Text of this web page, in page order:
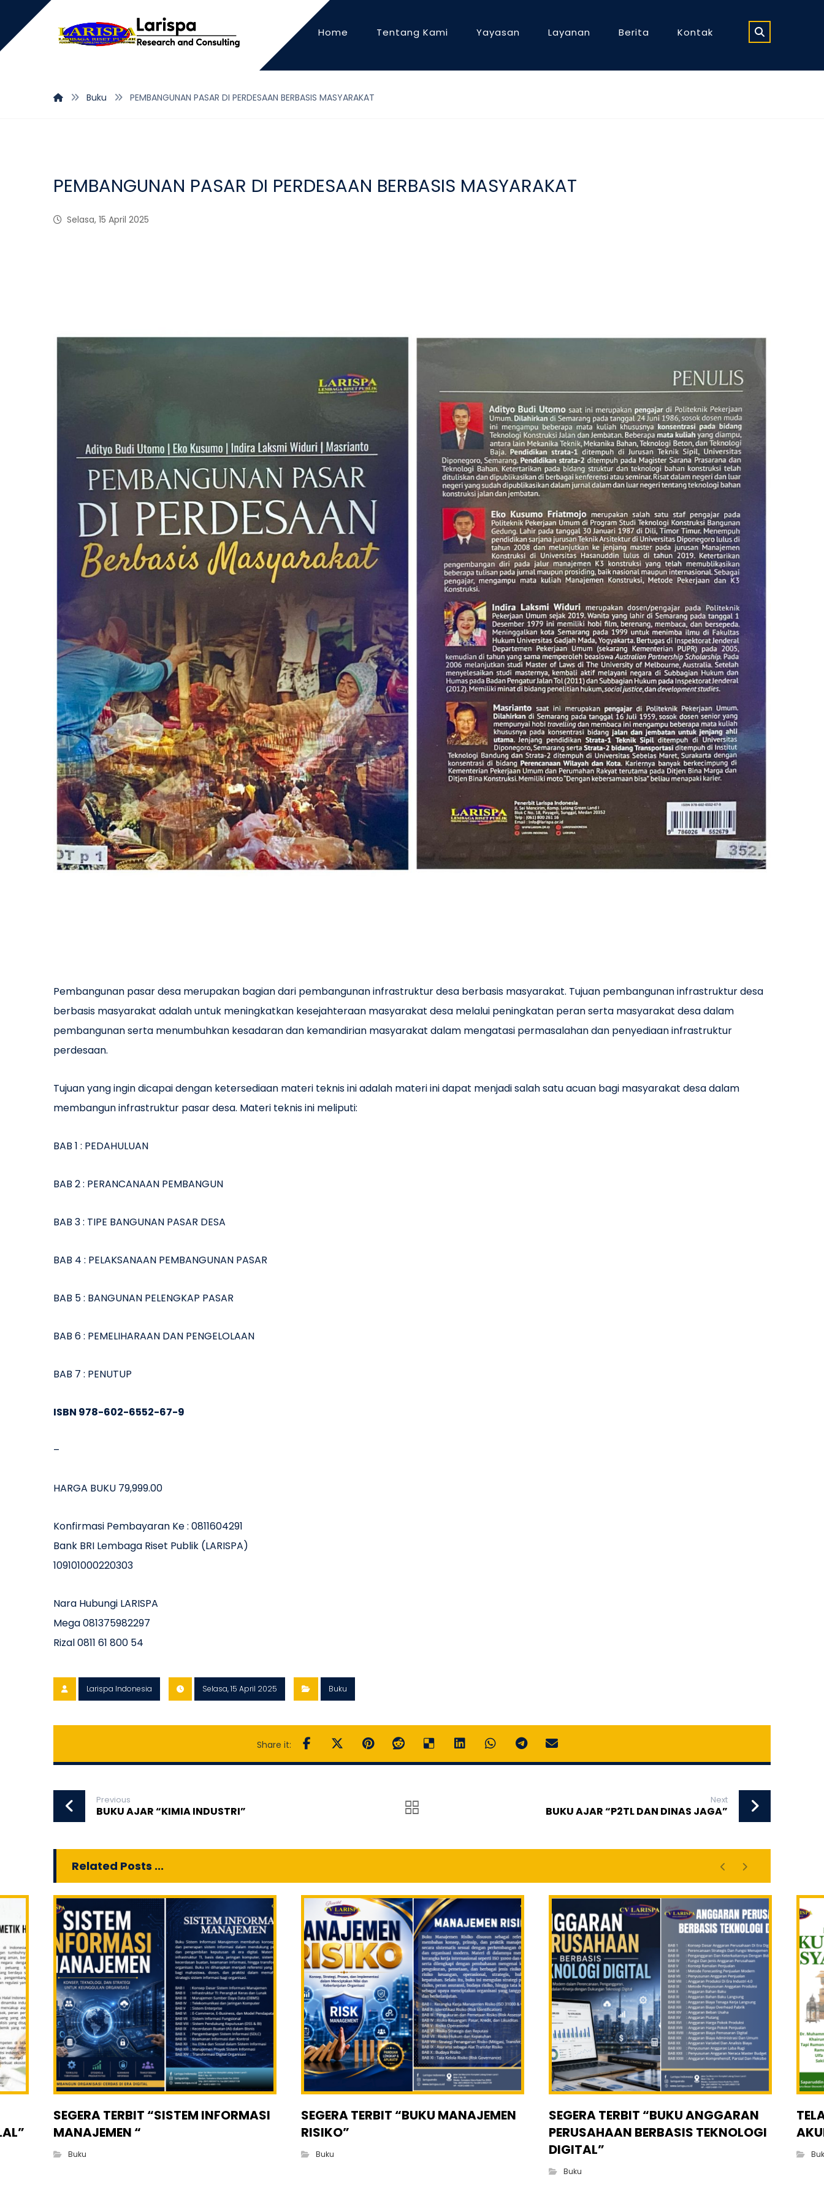
Home Tentang Kami Yayasan Layanan Berita Kontak
Buku PEMBANGUNAN PASAR DI PERDESAAN BERBASIS MASYARAKAT
PEMBANGUNAN PASAR DI PERDESAAN BERBASIS MASYARAKAT
Selasa, 15 April 2025
Pembangunan pasar desa merupakan bagian dari pembangunan infrastruktur desa berbasis masyarakat. Tujuan pembangunan infrastruktur desa
berbasis masyarakat adalah untuk meningkatkan kesejahteraan masyarakat desa melalui peningkatan peran serta masyarakat desa dalam
pembangunan serta menumbuhkan kesadaran dan kemandirian masyarakat dalam mengatasi permasalahan dan penyediaan infrastruktur
perdesaan.
Tujuan yang ingin dicapai dengan ketersediaan materi teknis ini adalah materi ini dapat menjadi salah satu acuan bagi masyarakat desa dalam
membangun infrastruktur pasar desa. Materi teknis ini meliputi:
BAB 1 : PEDAHULUAN
BAB 2 : PERANCANAAN PEMBANGUN
BAB 3 : TIPE BANGUNAN PASAR DESA
BAB 4 : PELAKSANAAN PEMBANGUNAN PASAR
BAB 5 : BANGUNAN PELENGKAP PASAR
BAB 6 : PEMELIHARAAN DAN PENGELOLAAN
BAB 7 : PENUTUP
ISBN 978-602-6552-67-9
–
HARGA BUKU 79,999.00
Konfirmasi Pembayaran Ke : 0811604291
Bank BRI Lembaga Riset Publik (LARISPA)
109101000220303
Nara Hubungi LARISPA
Mega 081375982297
Rizal 0811 61 800 54
Larispa Indonesia Selasa, 15 April 2025 Buku
Previous
BUKU AJAR “KIMIA INDUSTRI”
Next
BUKU AJAR “P2TL DAN DINAS JAGA”
Related Posts ...
SEGERA TERBIT “SISTEM INFORMASI
MANAJEMEN “
Buku
SEGERA TERBIT “BUKU MANAJEMEN
RISIKO”
Buku
SEGERA TERBIT “BUKU ANGGARAN
PERUSAHAAN BERBASIS TEKNOLOGI
DIGITAL”
Buku